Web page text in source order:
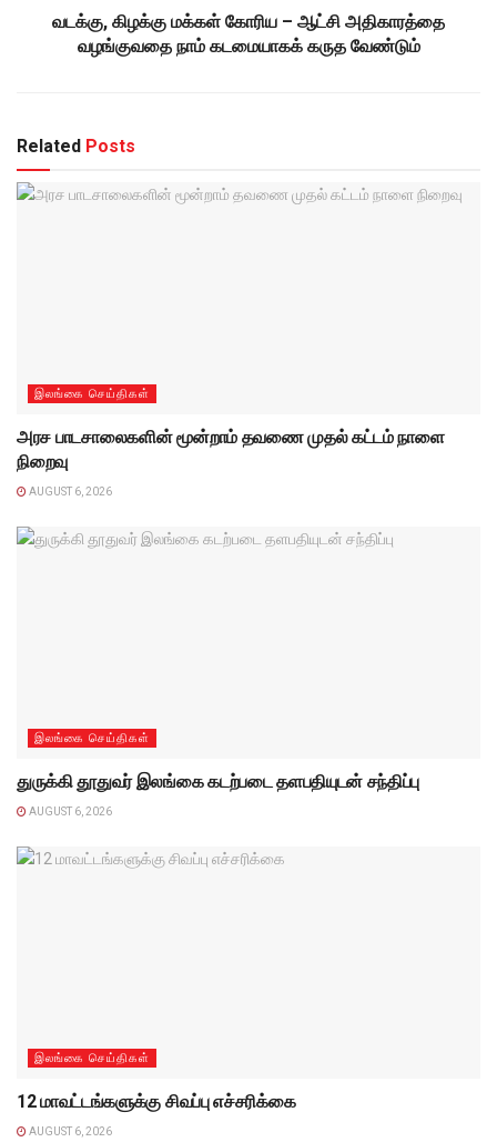
வடக்கு, கிழக்கு மக்கள் கோரிய – ஆட்சி அதிகாரத்தை
வழங்குவதை நாம் கடமையாகக் கருத வேண்டும்
Related Posts
இலங்கை செய்திகள்
அரச பாடசாலைகளின் மூன்றாம் தவணை முதல் கட்டம் நாளை
நிறைவு
AUGUST 6, 2026
இலங்கை செய்திகள்
துருக்கி தூதுவர் இலங்கை கடற்படை தளபதியுடன் சந்திப்பு
AUGUST 6, 2026
இலங்கை செய்திகள்
12 மாவட்டங்களுக்கு சிவப்பு எச்சரிக்கை
AUGUST 6, 2026